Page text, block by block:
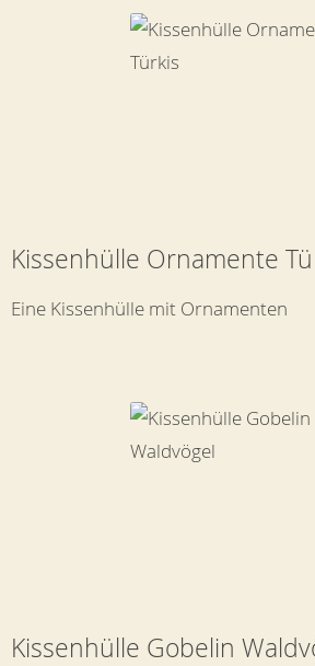
Kissenhülle Ornamente
Eine Kissenhülle mit Ornamenten
Kissenhülle Gobelin